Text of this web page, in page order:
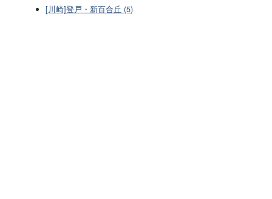
[川崎]登戸・新百合丘 (5)